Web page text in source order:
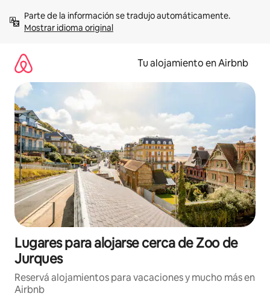
contenidoMostrar idioma original
Tu alojamiento en Airbnb
Lugares para alojarse cerca de Zoo de
Jurques
Reservá alojamientos para vacaciones y mucho más en
Airbnb